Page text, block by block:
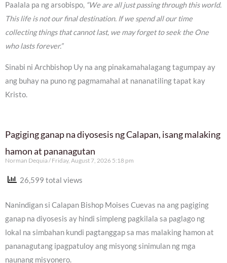
Paalala pa ng arsobispo, “We are all just passing through this world.
This life is not our final destination. If we spend all our time
collecting things that cannot last, we may forget to seek the One
who lasts forever.”
Sinabi ni Archbishop Uy na ang pinakamahalagang tagumpay ay
ang buhay na puno ng pagmamahal at nananatiling tapat kay
Kristo.
Pagiging ganap na diyosesis ng Calapan, isang malaking
hamon at pananagutan
Norman Dequia Friday, August 7, 2026 5:18 pm
26,599 total views
Nanindigan si Calapan Bishop Moises Cuevas na ang pagiging
ganap na diyosesis ay hindi simpleng pagkilala sa paglago ng
lokal na simbahan kundi pagtanggap sa mas malaking hamon at
pananagutang ipagpatuloy ang misyong sinimulan ng mga
naunang misyonero.